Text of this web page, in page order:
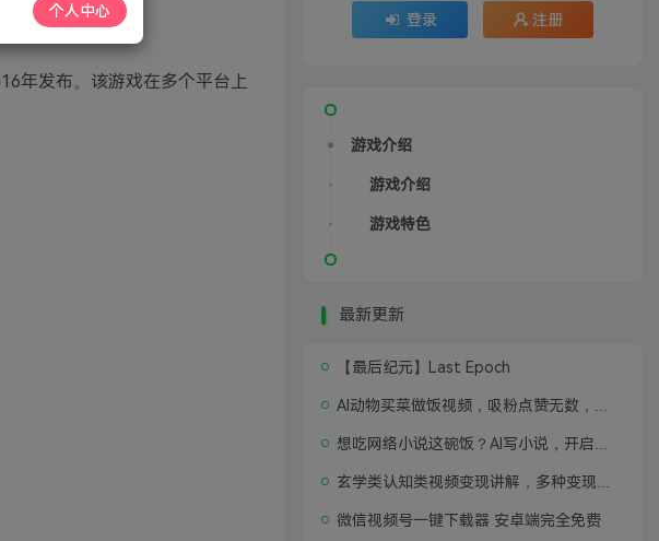
年发布。该游戏在多个平台上
登录 注册
游戏介绍
游戏介绍
游戏特色
最新更新
【最后纪元】Last Epoch
微信视频号一键下载器 安卓端完全免费
个人中心